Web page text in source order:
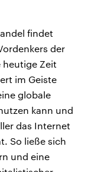
findet
der
Zeit
im Geiste
globale
kann und
das Internet
So ließe sich
und eine